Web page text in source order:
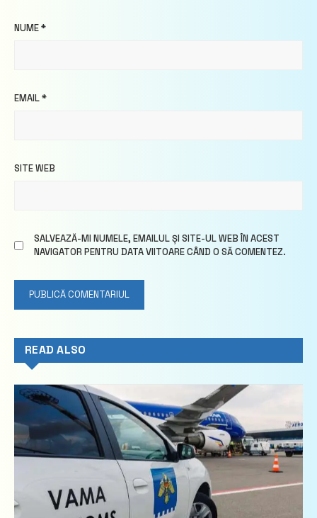
NUME*
EMAIL*
SITE WEB
SALVEAZĂ-MI NUMELE, EMAILUL ȘI SITE-UL WEB ÎN ACEST
NAVIGATOR PENTRU DATA VIITOARE CÂND O SĂ COMENTEZ.
READ ALSO